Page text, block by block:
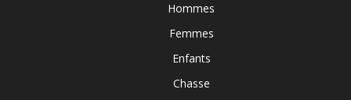
Hommes
Femmes
Enfants
Chasse